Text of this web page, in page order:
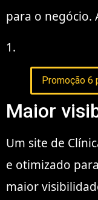
para o negócio.
1.
Promoção 6
Maior
Um site de
e otimizado
maior